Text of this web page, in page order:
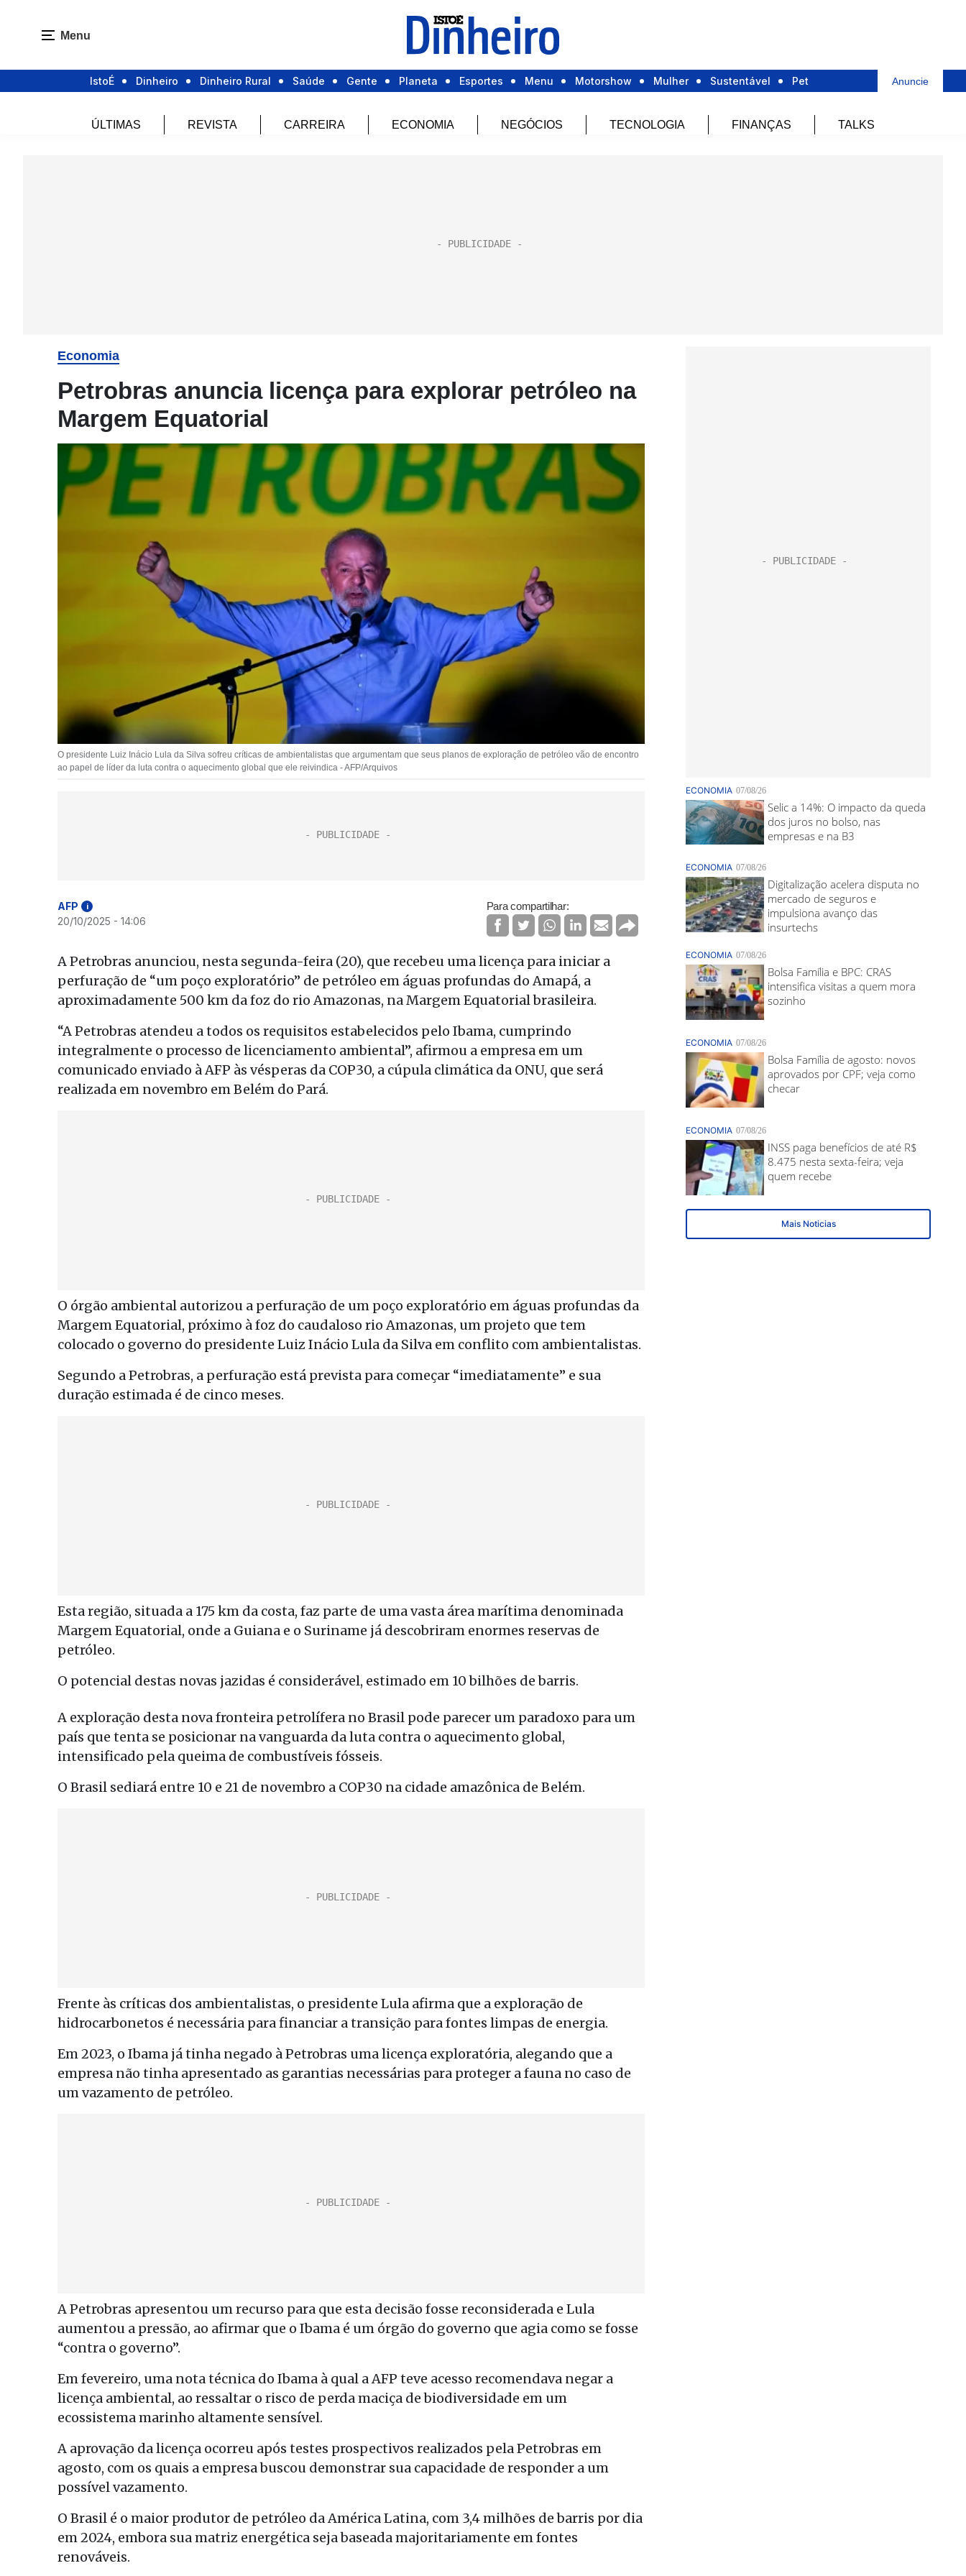
Menu
IstoÉ Dinheiro Dinheiro Rural Saúde Gente Planeta Esportes Menu Motorshow Mulher Sustentável Pet Anuncie
ÚLTIMAS REVISTA CARREIRA ECONOMIA NEGÓCIOS TECNOLOGIA FINANÇAS TALKS
Economia
Petrobras anuncia licença para explorar petróleo na
Margem Equatorial
O presidente Luiz Inácio Lula da Silva sofreu críticas de ambientalistas que argumentam que seus planos de exploração de petróleo vão de encontro
ao papel de líder da luta contra o aquecimento global que ele reivindica - AFP/Arquivos
AFP i
20/10/2025 - 14:06
Para compartilhar:
A Petrobras anunciou, nesta segunda-feira (20), que recebeu uma licença para iniciar a
perfuração de “um poço exploratório” de petróleo em águas profundas do Amapá, a
aproximadamente 500 km da foz do rio Amazonas, na Margem Equatorial brasileira.
“A Petrobras atendeu a todos os requisitos estabelecidos pelo Ibama, cumprindo
integralmente o processo de licenciamento ambiental”, afirmou a empresa em um
comunicado enviado à AFP às vésperas da COP30, a cúpula climática da ONU, que será
realizada em novembro em Belém do Pará.
O órgão ambiental autorizou a perfuração de um poço exploratório em águas profundas da
Margem Equatorial, próximo à foz do caudaloso rio Amazonas, um projeto que tem
colocado o governo do presidente Luiz Inácio Lula da Silva em conflito com ambientalistas.
Segundo a Petrobras, a perfuração está prevista para começar “imediatamente” e sua
duração estimada é de cinco meses.
Esta região, situada a 175 km da costa, faz parte de uma vasta área marítima denominada
Margem Equatorial, onde a Guiana e o Suriname já descobriram enormes reservas de
petróleo.
O potencial destas novas jazidas é considerável, estimado em 10 bilhões de barris.
A exploração desta nova fronteira petrolífera no Brasil pode parecer um paradoxo para um
país que tenta se posicionar na vanguarda da luta contra o aquecimento global,
intensificado pela queima de combustíveis fósseis.
O Brasil sediará entre 10 e 21 de novembro a COP30 na cidade amazônica de Belém.
Frente às críticas dos ambientalistas, o presidente Lula afirma que a exploração de
hidrocarbonetos é necessária para financiar a transição para fontes limpas de energia.
Em 2023, o Ibama já tinha negado à Petrobras uma licença exploratória, alegando que a
empresa não tinha apresentado as garantias necessárias para proteger a fauna no caso de
um vazamento de petróleo.
A Petrobras apresentou um recurso para que esta decisão fosse reconsiderada e Lula
aumentou a pressão, ao afirmar que o Ibama é um órgão do governo que agia como se fosse
“contra o governo”.
Em fevereiro, uma nota técnica do Ibama à qual a AFP teve acesso recomendava negar a
licença ambiental, ao ressaltar o risco de perda maciça de biodiversidade em um
ecossistema marinho altamente sensível.
A aprovação da licença ocorreu após testes prospectivos realizados pela Petrobras em
agosto, com os quais a empresa buscou demonstrar sua capacidade de responder a um
possível vazamento.
O Brasil é o maior produtor de petróleo da América Latina, com 3,4 milhões de barris por dia
em 2024, embora sua matriz energética seja baseada majoritariamente em fontes
renováveis.